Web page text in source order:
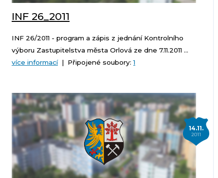
INF 26_2011
INF 26/2011 - program a zápis z jednání Kontrolního
výboru Zastupitelstva města Orlová ze dne 7.11.2011 ...
více informací| Připojené soubory:1
14.11.
2011